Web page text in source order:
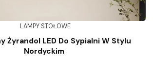
LAMPY STOŁOWE
Żyrandol LED Do Sypialni W Stylu
Nordyckim